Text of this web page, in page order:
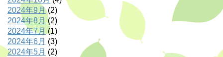
2024年9月(2)
2024年8月 (2)
2024年7月 (1)
2024年6月 (3)
2024年5月 (2)